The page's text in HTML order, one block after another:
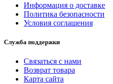
Информация о доставке
Политика безопасности
Условия соглашения
Служба поддержки
Связаться с нами
Возврат товара
Карта сайта